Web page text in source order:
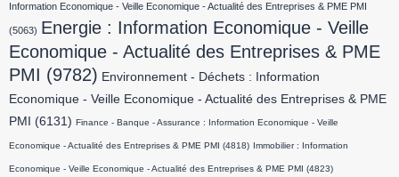
Information Economique - Veille Economique - Actualité des Entreprises & PME PMI
(5063) Energie : Information Economique - Veille
Economique - Actualité des Entreprises & PME
PMI (9782) Environnement - Déchets : Information
Economique - Veille Economique - Actualité des Entreprises & PME
PMI
(6131) Finance - Banque - Assurance : Information Economique - Veille
Economique - Actualité des Entreprises & PME PMI (4818) Immobilier : Information
Economique - Veille Economique - Actualité des Entreprises & PME PMI (4823)